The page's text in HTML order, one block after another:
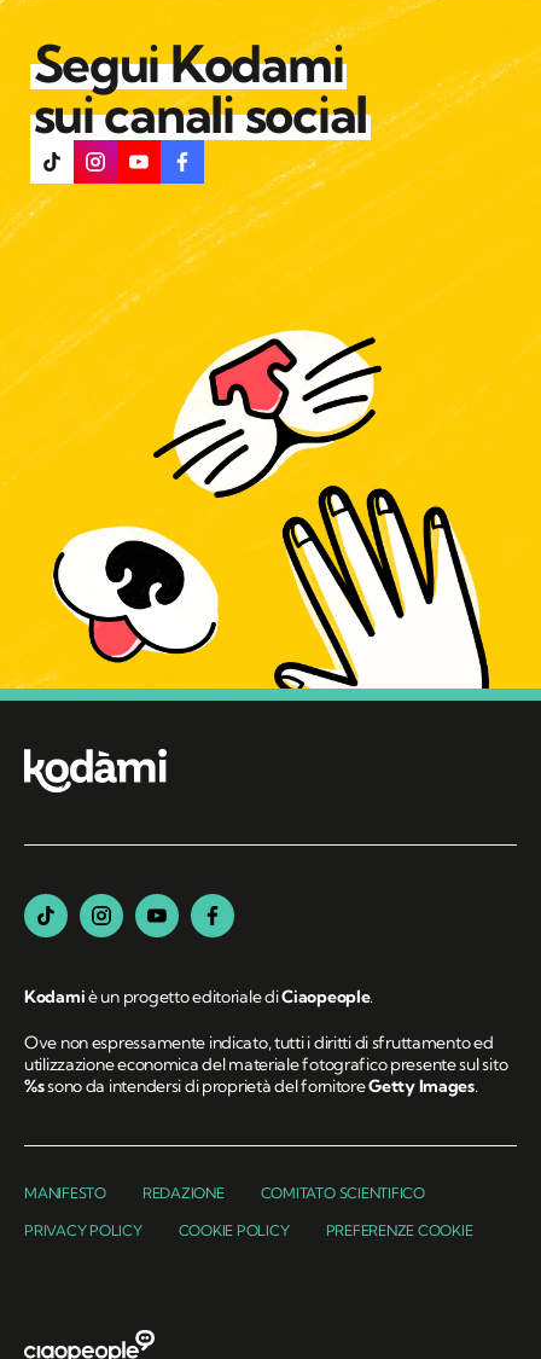
Segui Kodami
sui canali social
Kodamiè un progetto editoriale diCiaopeople.
Ove non espressamente indicato, tutti i diritti di sfruttamento ed
utilizzazione economica del materiale fotografico presente sul sito
%ssono da intendersi di proprietà del fornitoreGetty Images.
MANIFESTO REDAZIONE COMITATO SCIENTIFICO
PRIVACY POLICY COOKIE POLICY PREFERENZE COOKIE